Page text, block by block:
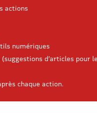
actions
numériques
d’articles pour
chaque action.